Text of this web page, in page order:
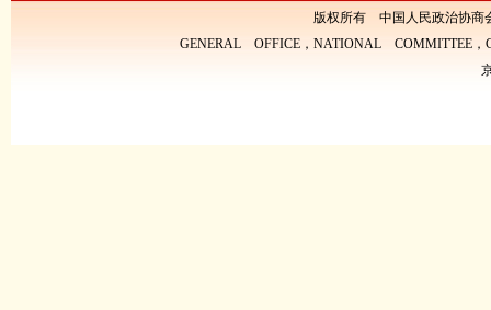
版权所有 中国人民政治协商
GENERAL OFFICE，NATIONAL COMMITTEE，